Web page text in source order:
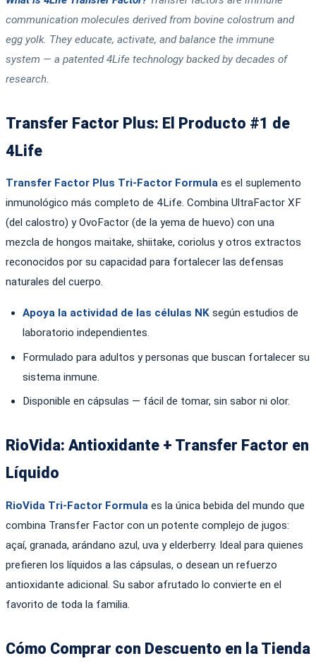
communication molecules derived from bovine colostrum and
egg yolk. They educate, activate, and balance the immune
system — a patented 4Life technology backed by decades of
research.
Transfer Factor Plus: El Producto #1 de
4Life
Transfer Factor Plus Tri-Factor Formula es el suplemento
inmunológico más completo de 4Life. Combina UltraFactor XF
(del calostro) y OvoFactor (de la yema de huevo) con una
mezcla de hongos maitake, shiitake, coriolus y otros extractos
reconocidos por su capacidad para fortalecer las defensas
naturales del cuerpo.
Apoya la actividad de las células NK según estudios de
laboratorio independientes.
Formulado para adultos y personas que buscan fortalecer su
sistema inmune.
Disponible en cápsulas — fácil de tomar, sin sabor ni olor.
RioVida: Antioxidante + Transfer Factor en
Líquido
RioVida Tri-Factor Formula es la única bebida del mundo que
combina Transfer Factor con un potente complejo de jugos:
açaí, granada, arándano azul, uva y elderberry. Ideal para quienes
prefieren los líquidos a las cápsulas, o desean un refuerzo
antioxidante adicional. Su sabor afrutado lo convierte en el
favorito de toda la familia.
Cómo Comprar con Descuento en la Tienda